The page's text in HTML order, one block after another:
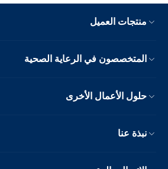
منتجات العميل
المتخصصون في الرعاية الصحية
حلول الأعمال الأخرى
نبذة عنا